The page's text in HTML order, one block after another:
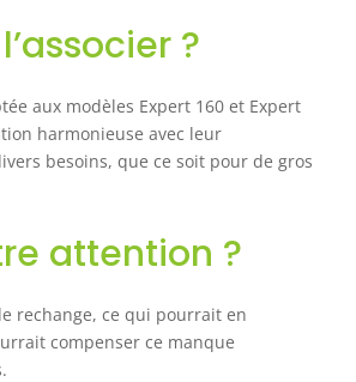
?
aux modèles Expert 160 et Expert
harmonieuse avec leur
besoins, que ce soit pour de gros
attention ?
rechange, ce qui pourrait en
compenser ce manque